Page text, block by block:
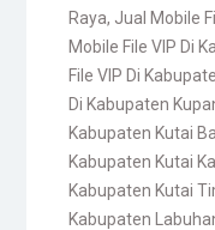
Raya, Jual Mobile
Mobile File VIP Di
File VIP Di
Di Kabupaten
Kabupaten Kutai
Kabupaten Kutai
Kabupaten Kutai
Kabupaten